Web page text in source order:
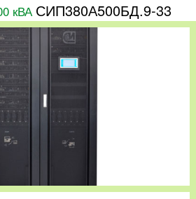
кВА СИП380А500БД.9-33